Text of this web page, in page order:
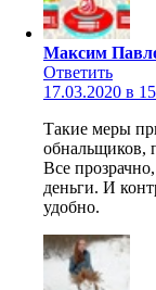
Максим
Ответить
17.03.2020 в
Такие меры
обнальщиков,
Все
деньги. И
удобно.